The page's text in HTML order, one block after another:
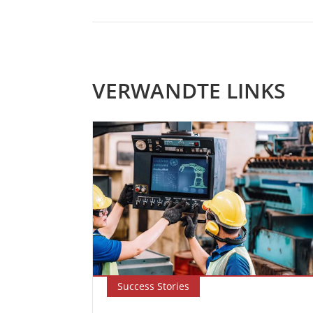
VERWANDTE LINKS
Success Stories